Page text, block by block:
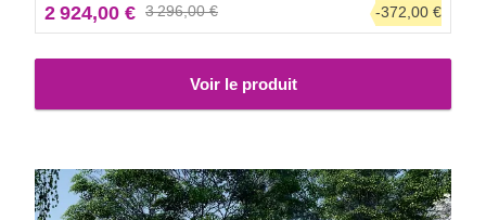
2 924,00 € 3 296,00 € -372,00 €
Voir le produit